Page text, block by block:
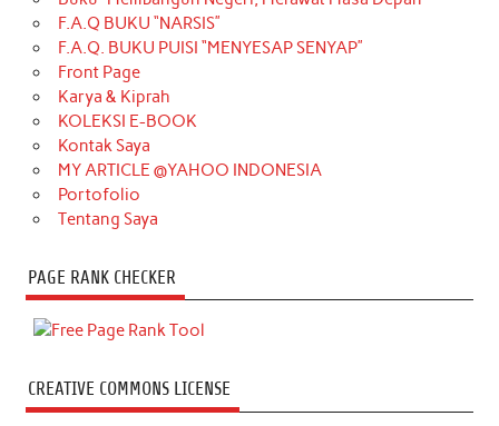
F.A.Q BUKU “NARSIS”
F.A.Q. BUKU PUISI “MENYESAP SENYAP”
Front Page
Karya & Kiprah
KOLEKSI E-BOOK
Kontak Saya
MY ARTICLE @YAHOO INDONESIA
Portofolio
Tentang Saya
PAGE RANK CHECKER
CREATIVE COMMONS LICENSE